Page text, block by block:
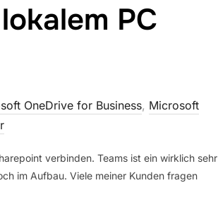
PC
OneDrive for Business, Microsoft
verbinden. Teams ist ein wirklich sehr
im Aufbau. Viele meiner Kunden fragen